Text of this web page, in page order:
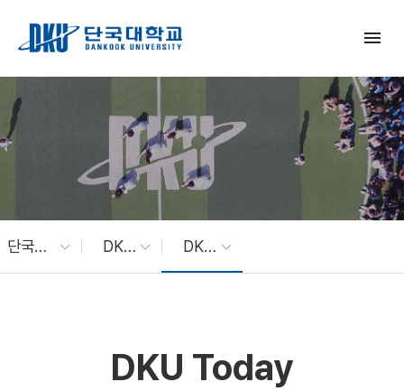
menu
단국대 소식 DKU News DKU Today
DKU Today